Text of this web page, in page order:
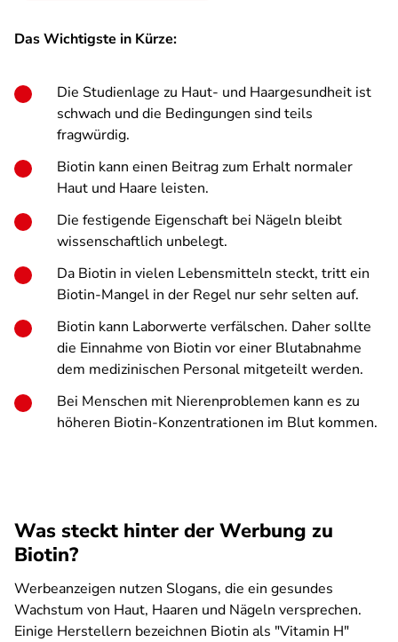
Das Wichtigste in Kürze:
Die Studienlage zu Haut- und Haargesundheit ist
schwach und die Bedingungen sind teils
fragwürdig.
Biotin kann einen Beitrag zum Erhalt normaler
Haut und Haare leisten.
Die festigende Eigenschaft bei Nägeln bleibt
wissenschaftlich unbelegt.
Da Biotin in vielen Lebensmitteln steckt, tritt ein
Biotin-Mangel in der Regel nur sehr selten auf.
Biotin kann Laborwerte verfälschen. Daher sollte
die Einnahme von Biotin vor einer Blutabnahme
dem medizinischen Personal mitgeteilt werden.
Bei Menschen mit Nierenproblemen kann es zu
höheren Biotin-Konzentrationen im Blut kommen.
Was steckt hinter der Werbung zu
Biotin?
Werbeanzeigen nutzen Slogans, die ein gesundes
Wachstum von Haut, Haaren und Nägeln versprechen.
Einige Herstellern bezeichnen Biotin als "Vitamin H"